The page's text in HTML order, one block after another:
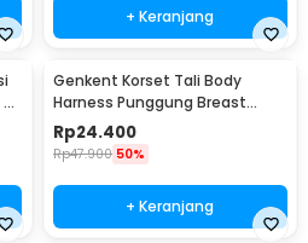
+ Keranjang
-
Genkent Korset Tali Body
Harness Punggung Breast
Support S - BBJ-16
Rp24.400
Rp47.900 50%
+ Keranjang